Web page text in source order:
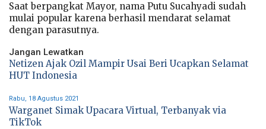
Saat berpangkat Mayor, nama Putu Sucahyadi sudah
mulai popular karena berhasil mendarat selamat
dengan parasutnya.
Jangan Lewatkan
Netizen Ajak Ozil Mampir Usai Beri Ucapkan Selamat
HUT Indonesia
Rabu, 18 Agustus 2021
Warganet Simak Upacara Virtual, Terbanyak via
TikTok